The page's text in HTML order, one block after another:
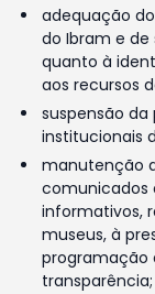
adequação
do Ibram e de
quanto à
aos recursos
suspensão
institucionais
manutenção
comunicados
informativos,
museus, à
programação
transparência;